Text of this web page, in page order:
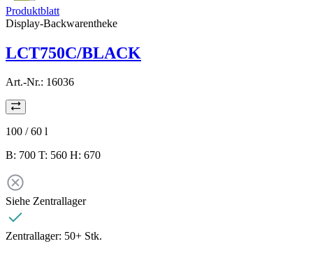
Produktblatt
Display-Backwarentheke
LCT750C/BLACK
Art.-Nr.: 16036
100 / 60 l
B: 700 T: 560 H: 670
Siehe Zentrallager
Zentrallager: 50+ Stk.